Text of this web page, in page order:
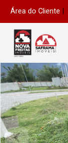
Área do Cliente